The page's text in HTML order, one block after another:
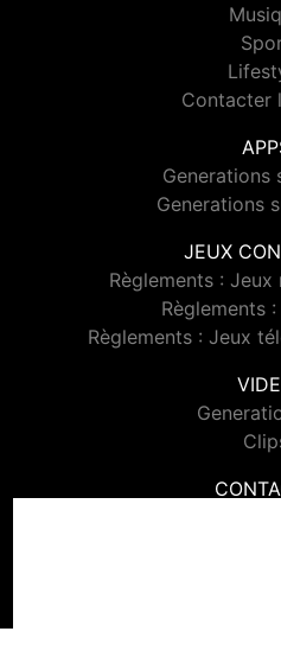
Contacter
Generations
Generations
JEUX
Règlements :
Règlements
Règlements : Jeux